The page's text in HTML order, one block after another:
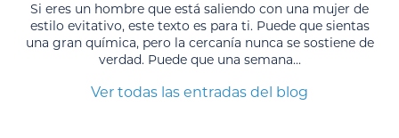
Si eres un hombre que está saliendo con una mujer de
estilo evitativo, este texto es para ti. Puede que sientas
una gran química, pero la cercanía nunca se sostiene de
verdad. Puede que una semana...
Ver todas las entradas del blog